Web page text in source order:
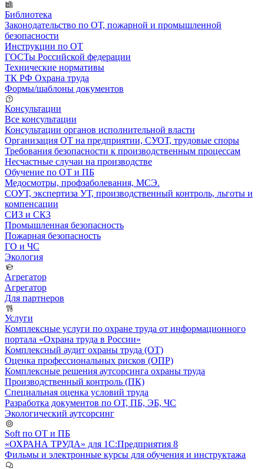
Библиотека
Законодательство по ОТ, пожарной и промышленной
безопасности
Инструкции по ОТ
ГОСТы Российской федерации
Технические нормативы
ТК РФ Охрана труда
Формы/шаблоны документов
Консультации
Все консультации
Консультации органов исполнительной власти
Организация ОТ на предприятии, СУОТ, трудовые споры
Требования безопасности к производственным процессам
Несчастные случаи на производстве
Обучение по ОТ и ПБ
Медосмотры, профзаболевания, МСЭ.
СОУТ, экспертиза УТ, производственный контроль, льготы и
компенсации
СИЗ и СКЗ
Промышленная безопасность
Пожарная безопасность
ГО и ЧС
Экология
Агрегатор
Агрегатор
Для партнеров
Услуги
Комплексные услуги по охране труда от информационного
портала «Охрана труда в России»
Комплексный аудит охраны труда (ОТ)
Оценка профессиональных рисков (ОПР)
Комплексные решения аутсорсинга охраны труда
Производственный контроль (ПК)
Специальная оценка условий труда
Разработка документов по ОТ, ПБ, ЭБ, ЧС
Экологический аутсорсинг
Soft по ОТ и ПБ
«ОХРАНА ТРУДА» для 1С:Предприятия 8
Фильмы и электронные курсы для обучения и инструктажа